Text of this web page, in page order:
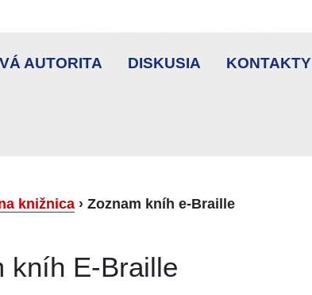
AUTORITA DISKUSIA KONTAKTY
knižnica › Zoznam kníh e-Braille
kníh E-Braille